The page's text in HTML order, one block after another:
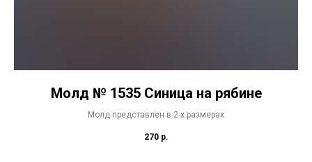
Молд № 1535 Синица на рябине
Молд представлен в 2-х размерах
270 р.